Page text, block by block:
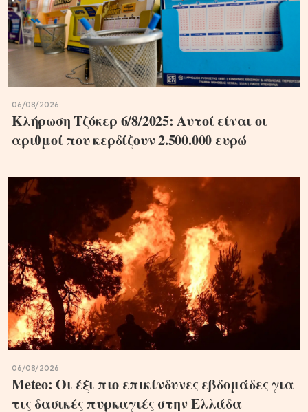
06/08/2026
Κλήρωση Τζόκερ 6/8/2025: Αυτοί είναι οι
αριθμοί που κερδίζουν 2.500.000 ευρώ
06/08/2026
Meteo: Οι έξι πιο επικίνδυνες εβδομάδες για
τις δασικές πυρκαγιές στην Ελλάδα